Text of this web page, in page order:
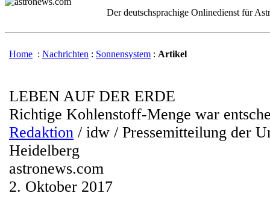
Der deutschsprachige Onlinedienst für
Home : Nachrichten : Sonnensystem : Artikel
LEBEN AUF DER ERDE
Richtige Kohlenstoff-Menge war
Redaktion / idw / Pressemitteilung der
Heidelberg
astronews.com
2. Oktober 2017